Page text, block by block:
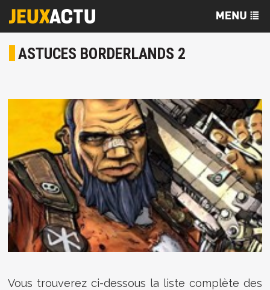
ASTUCES BORDERLANDS 2
Vous trouverez ci-dessous la liste complète des